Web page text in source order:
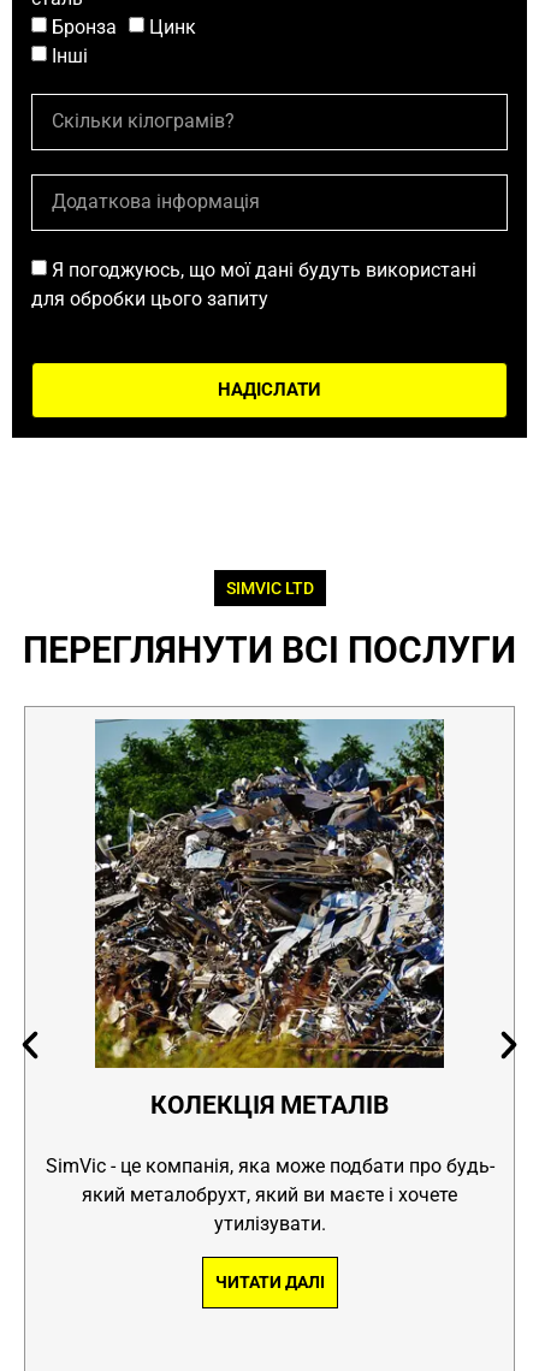
Бронза
Цинк
Інші
Я погоджуюсь, що мої дані будуть використані
для обробки цього запиту
НАДІСЛАТИ
SIMVIC LTD
ПЕРЕГЛЯНУТИ ВСІ ПОСЛУГИ
КОЛЕКЦІЯ МЕТАЛІВ
SimVic - це компанія, яка може подбати про будь-
який металобрухт, який ви маєте і хочете
утилізувати.
ЧИТАТИ ДАЛІ